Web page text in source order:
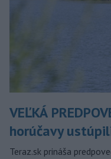
VEĽKÁ
horúčavy
Teraz.sk prináša